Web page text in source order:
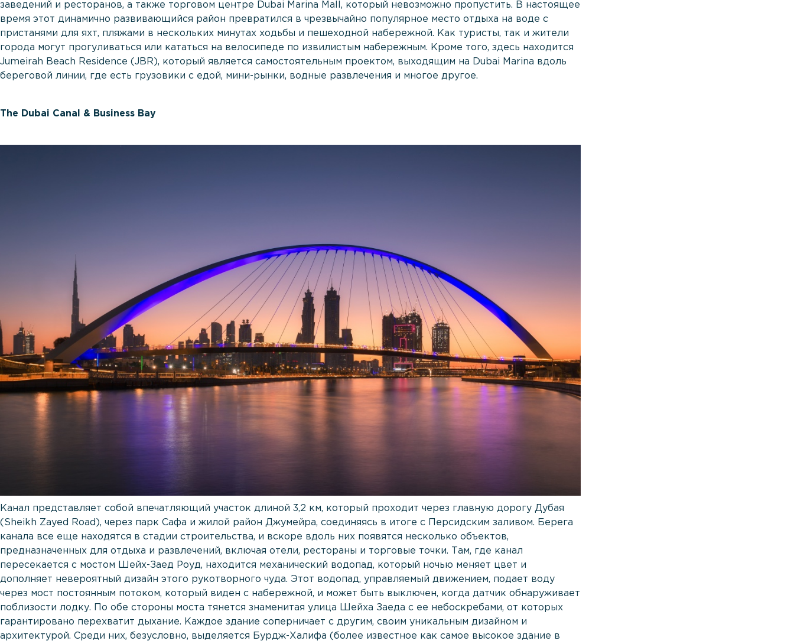
заведений и ресторанов, а также торговом центре Dubai Marina Mall, который невозможно пропустить. В настоящее
время этот динамично развивающийся район превратился в чрезвычайно популярное место отдыха на воде с
пристанями для яхт, пляжами в нескольких минутах ходьбы и пешеходной набережной. Как туристы, так и жители
города могут прогуливаться или кататься на велосипеде по извилистым набережным. Кроме того, здесь находится
Jumeirah Beach Residence (JBR), который является самостоятельным проектом, выходящим на Dubai Marina вдоль
береговой линии, где есть грузовики с едой, мини-рынки, водные развлечения и многое другое.
The Dubai Canal & Business Bay
Канал представляет собой впечатляющий участок длиной 3,2 км, который проходит через главную дорогу Дубая
(Sheikh Zayed Road), через парк Сафа и жилой район Джумейра, соединяясь в итоге с Персидским заливом. Берега
канала все еще находятся в стадии строительства, и вскоре вдоль них появятся несколько объектов,
предназначенных для отдыха и развлечений, включая отели, рестораны и торговые точки. Там, где канал
пересекается с мостом Шейх-Заед Роуд, находится механический водопад, который ночью меняет цвет и
дополняет невероятный дизайн этого рукотворного чуда. Этот водопад, управляемый движением, подает воду
через мост постоянным потоком, который виден с набережной, и может быть выключен, когда датчик обнаруживает
поблизости лодку. По обе стороны моста тянется знаменитая улица Шейха Заеда с ее небоскребами, от которых
гарантировано перехватит дыхание. Каждое здание соперничает с другим, своим уникальным дизайном и
архитектурой. Среди них, безусловно, выделяется Бурдж-Халифа (более известное как самое высокое здание в